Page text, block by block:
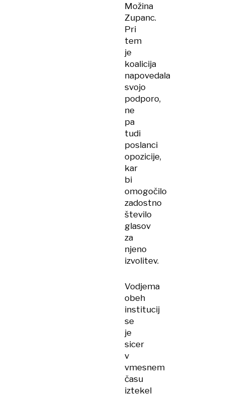
Možina
Zupanc.
Pri
tem
je
koalicija
napovedala
svojo
podporo,
ne
pa
tudi
poslanci
opozicije,
kar
bi
omogočilo
zadostno
število
glasov
za
njeno
izvolitev.
Vodjema
obeh
institucij
se
je
sicer
v
vmesnem
času
iztekel